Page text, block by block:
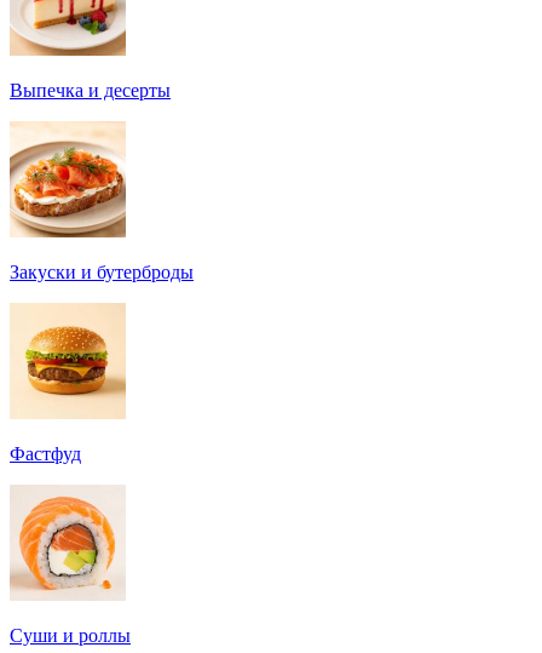
Выпечка и десерты
Закуски и бутерброды
Фастфуд
Суши и роллы